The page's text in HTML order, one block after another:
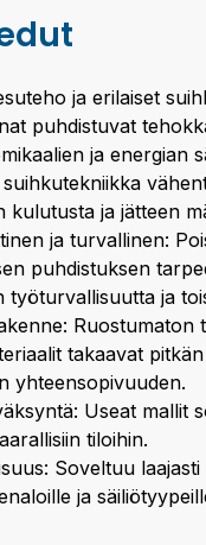
ja erilaiset
puhdistuvat
ja energian
kulutusta ja jätteen
ja turvallinen:
puhdistuksen
työturvallisuutta ja
Ruostumaton
takaavat
yhteensopivuuden.
Useat mallit
tiloihin.
Soveltuu laajasti
ja